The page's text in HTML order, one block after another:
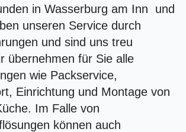
in Wasserburg am Inn und
unseren Service durch
und sind uns treu
übernehmen für Sie alle
wie Packservice,
Einrichtung und Montage von
Im Falle von
können auch